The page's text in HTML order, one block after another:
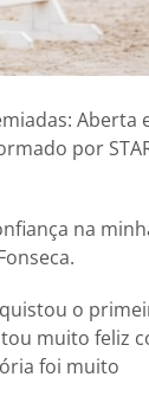
Aberta
por
na
o
muito feliz
foi muito